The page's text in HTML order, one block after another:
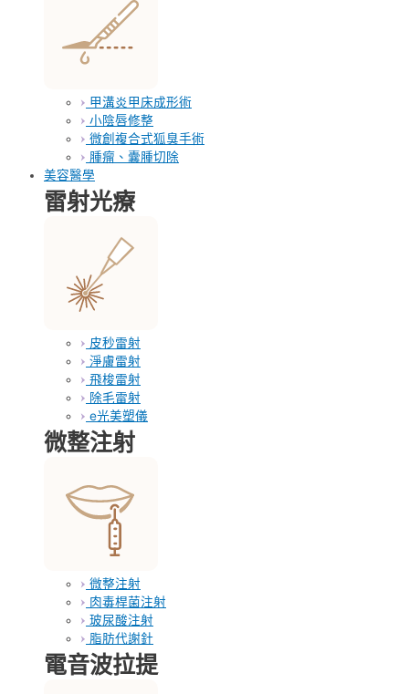
甲溝炎甲床成形術
小陰唇修整
微創複合式狐臭手術
腫瘤、囊腫切除
美容醫學
雷射光療
皮秒雷射
淨膚雷射
飛梭雷射
除毛雷射
e光美塑儀
微整注射
微整注射
肉毒桿菌注射
玻尿酸注射
脂肪代謝針
電音波拉提